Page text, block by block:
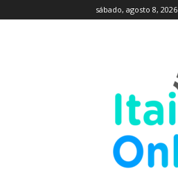
sábado, agosto 8, 2026